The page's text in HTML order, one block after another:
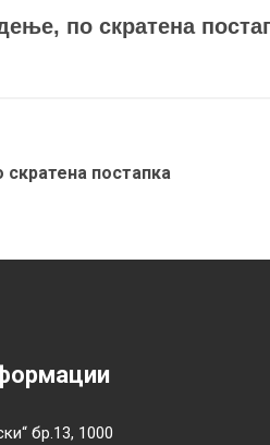
по скратена
постапка
бр.13, 1000